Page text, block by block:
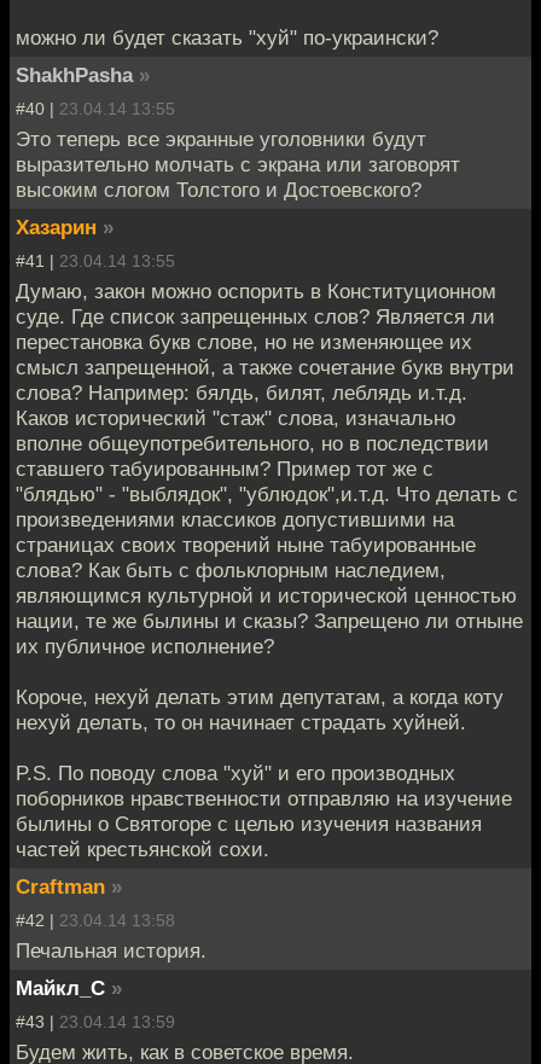
можно ли будет сказать "хуй" по-украински?
ShakhPasha »
#40 | 23.04.14 13:55
Это теперь все экранные уголовники будут
выразительно молчать с экрана или заговорят
высоким слогом Толстого и Достоевского?
Хазарин »
#41 | 23.04.14 13:55
Думаю, закон можно оспорить в Конституционном
суде. Где список запрещенных слов? Является ли
перестановка букв слове, но не изменяющее их
смысл запрещенной, а также сочетание букв внутри
слова? Например: бялдь, билят, леблядь и.т.д.
Каков исторический "стаж" слова, изначально
вполне общеупотребительного, но в последствии
ставшего табуированным? Пример тот же с
"блядью" - "выблядок", "ублюдок",и.т.д. Что делать с
произведениями классиков допустившими на
страницах своих творений ныне табуированные
слова? Как быть с фольклорным наследием,
являющимся культурной и исторической ценностью
нации, те же былины и сказы? Запрещено ли отныне
их публичное исполнение?
Короче, нехуй делать этим депутатам, а когда коту
нехуй делать, то он начинает страдать хуйней.
P.S. По поводу слова "хуй" и его производных
поборников нравственности отправляю на изучение
былины о Святогоре с целью изучения названия
частей крестьянской сохи.
Craftman »
#42 | 23.04.14 13:58
Печальная история.
Майкл_С »
#43 | 23.04.14 13:59
Будем жить, как в советское время.